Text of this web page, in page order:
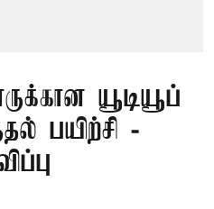
யூடியூப்
பயிற்சி -